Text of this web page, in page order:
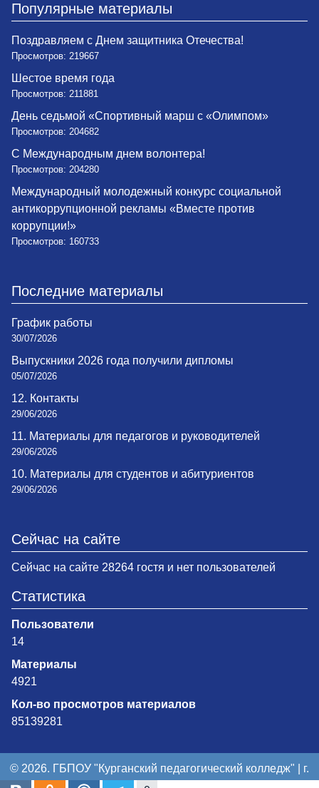
Популярные материалы
Поздравляем с Днем защитника Отечества!
Просмотров: 219667
Шестое время года
Просмотров: 211881
День седьмой «Спортивный марш с «Олимпом»
Просмотров: 204682
С Международным днем волонтера!
Просмотров: 204280
Международный молодежный конкурс социальной
антикоррупционной рекламы «Вместе против
коррупции!»
Просмотров: 160733
Последние материалы
График работы
30/07/2026
Выпускники 2026 года получили дипломы
05/07/2026
12. Контакты
29/06/2026
11. Материалы для педагогов и руководителей
29/06/2026
10. Материалы для студентов и абитуриентов
29/06/2026
Сейчас на сайте
Сейчас на сайте 28264 гостя и нет пользователей
Статистика
Пользователи
14
Материалы
4921
Кол-во просмотров материалов
85139281
© 2026. ГБПОУ "Курганский педагогический колледж" | г.
Курган